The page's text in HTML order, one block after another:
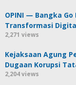
OPINI — Bangka
Transformasi
2,271 views
Kejaksaan Agung
Dugaan Korupsi
2,204 views